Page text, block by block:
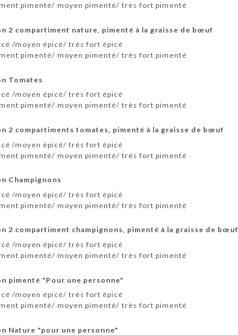
pimenté/ moyen pimenté/ très fort pimenté
2 compartiment nature, pimenté à la graisse de bœuf
/moyen épicé/ très fort épicé
pimenté/ moyen pimenté/ très fort pimenté
Tomates
/moyen épicé/ très fort épicé
pimenté/ moyen pimenté/ très fort pimenté
2 compartiments tomates, pimenté à la graisse de bœuf
/moyen épicé/ très fort épicé
pimenté/ moyen pimenté/ très fort pimenté
Champignons
/moyen épicé/ très fort épicé
pimenté/ moyen pimenté/ très fort pimenté
2 compartiment champignons, pimenté à la graisse de bœuf
/moyen épicé/ très fort épicé
pimenté/ moyen pimenté/ très fort pimenté
pimenté "Pour une personne"
/moyen épicé/ très fort épicé
pimenté/ moyen pimenté/ très fort pimenté
Nature "pour une personne"